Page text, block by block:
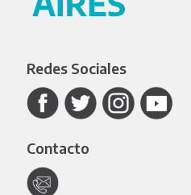
Redes Sociales
Contacto